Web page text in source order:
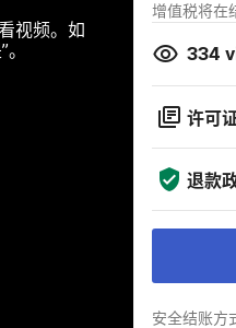
视频。如
增值税将在
334
许可
退款
安全结账方